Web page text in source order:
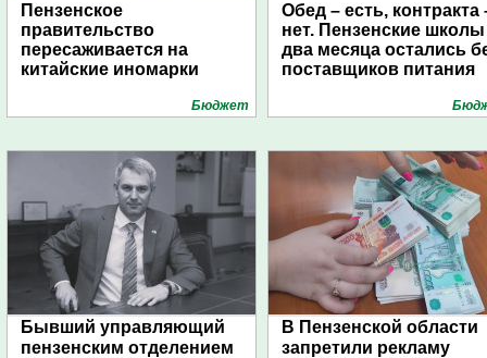
Пензенское
правительство
пересаживается на
китайские иномарки
Бюджет
Обед – есть, контракта
нет. Пензенские
два месяца остались
поставщиков питания
Бывший управляющий
пензенским отделением
В Пензенской области
запретили рекламу